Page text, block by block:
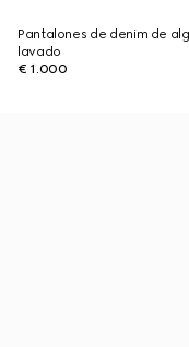
Pantalones de denim de
lavado
€ 1.000